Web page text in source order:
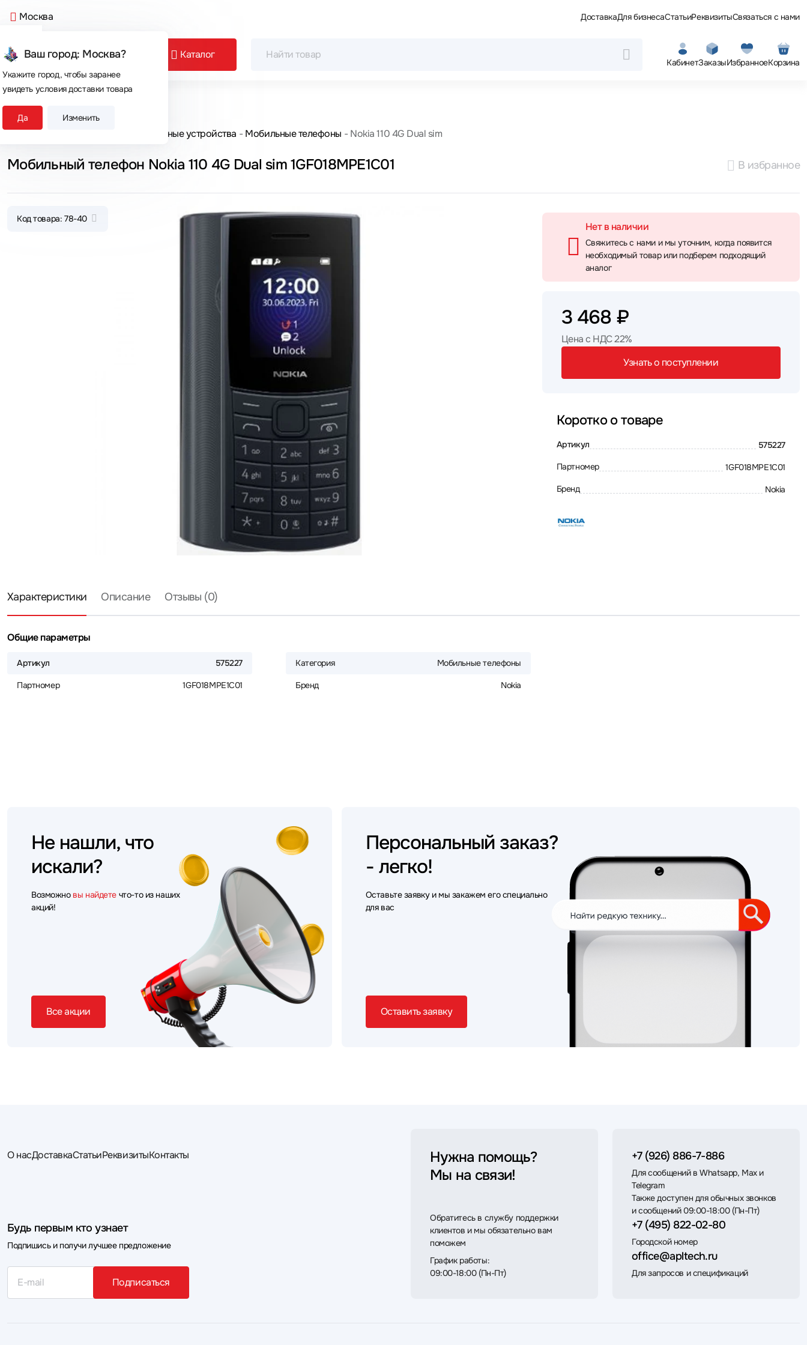
Москва
Ваш город: Москва?
Укажите город, чтобы заранее
увидеть условия доставки товара
Да Изменить
ДоставкаДля бизнесаСтатьиРеквизитыСвязаться с нами
Каталог
КабинетЗаказыИзбранноеКорзина
Сегодня покупают
Главная Мобильные устройства Мобильные телефоны Nokia 110 4G Dual sim
Мобильный телефон Nokia 110 4G Dual sim 1GF018MPE1C01 В избранное
Код товара: 78-40
Нет в наличии
Свяжитесь с нами и мы уточним, когда появится
необходимый товар или подберем подходящий
аналог
3 468 ₽
Цена с НДС 22%
Узнать о поступлении
Коротко о товаре
Артикул 575227
Партномер 1GF018MPE1C01
Бренд Nokia
Характеристики Описание Отзывы (0)
Общие параметры
Артикул 575227
Партномер 1GF018MPE1C01
Категория Мобильные телефоны
Бренд Nokia
Не нашли, что
искали?
Возможно вы найдете что-то из наших
акций!
Все акции
Персональный заказ?
- легко!
Оставьте заявку и мы закажем его специально
для вас
Оставить заявку
О насДоставкаСтатьиРеквизитыКонтакты
Будь первым кто узнает
Подпишись и получи лучшее предложение
Подписаться
Нужна помощь?
Мы на связи!
Обратитесь в службу поддержки
клиентов и мы обязательно вам
поможем
График работы:
09:00-18:00 (Пн-Пт)
+7 (926) 886-7-886
Для сообщений в Whatsapp, Max и
Telegram
Также доступен для обычных звонков
и сообщений 09:00-18:00 (Пн-Пт)
+7 (495) 822-02-80
Городской номер
office@apltech.ru
Для запросов и спецификаций